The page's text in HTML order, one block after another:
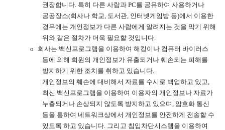
권장합니다 특히 다른 사람과 PC를 공유하여 사용하거나
공공장소(회사나 학교 도서관 인터넷게임방 등)에서 이용한
경우에는 개인정보가 다른 사람에게 알려지는 것을 막기 위해
위와 같은 절차가 더욱 필요할 것입니다
o
회사는 백신프로그램을 이용하여 해킹이나 컴퓨터 바이러스
등에 의해 회원의 개인정보가 유출되거나 훼손되는 피해를
방지하기 위한 조치를 취하고 있습니다
개인정보의 훼손에 대비해서 자료를 수시로 백업하고 있고
최신 백신프로그램을 이용하여 이용자의 개인정보나 자료가
누출되거나 손상되지 않도록 방지하고 있으며 암호화 통신
등을 통하여 네트워크상에서 개인정보를 안전하게 전송할 수
있도록 하고 있습니다 그리고 침입차단시스템을 이용하여